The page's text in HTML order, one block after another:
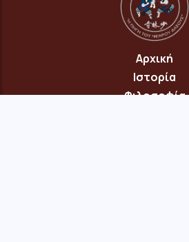
Αρχική
Ιστορία
Φιλοσοφία